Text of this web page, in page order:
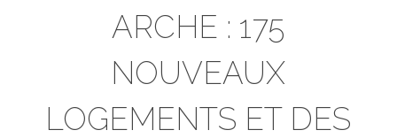
ARCHE : 175
NOUVEAUX
LOGEMENTS ET DES